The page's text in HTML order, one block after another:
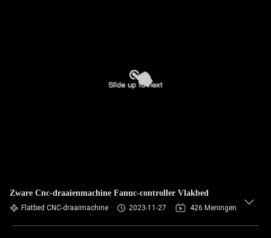
Zware Cnc-draaienmachine Fanuc-controller Vlakbed
Flatbed CNC-draaimachine 2023-11-27 426 Meningen